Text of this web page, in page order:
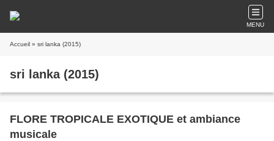
MENU
Accueil » sri lanka (2015)
sri lanka (2015)
FLORE TROPICALE EXOTIQUE et ambiance
musicale